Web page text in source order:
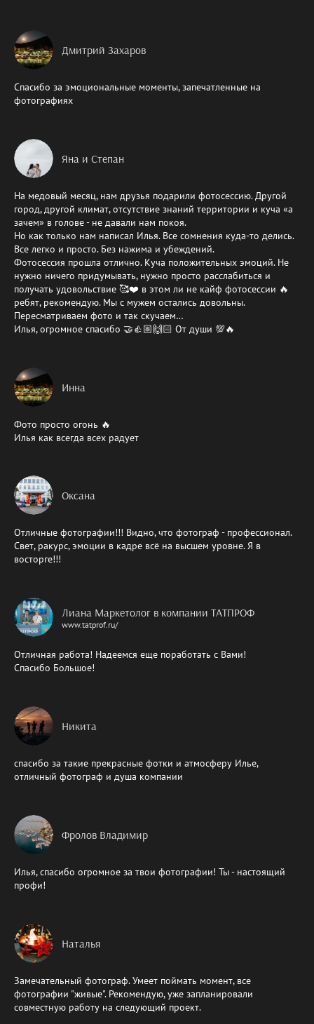
Дмитрий Захаров
Спасибо за эмоциональные моменты, запечатленные на
фотографиях
Яна и Степан
На медовый месяц, нам друзья подарили фотосессию. Другой
город, другой климат, отсутствие знаний территории и куча «а
зачем» в голове - не давали нам покоя.
Но как только нам написал Илья. Все сомнения куда-то делись.
Все легко и просто. Без нажима и убеждений.
Фотосессия прошла отлично. Куча положительных эмоций. Не
нужно ничего придумывать, нужно просто расслабиться и
получать удовольствие 🥰❤️ в этом ли не кайф фотосессии 🔥
ребят, рекомендую. Мы с мужем остались довольны.
Пересматриваем фото и так скучаем…
Илья, огромное спасибо 🤝👍🏼🙌🏻 От души 💯🔥
Инна
Фото просто огонь 🔥
Илья как всегда всех радует
Оксана
Отличные фотографии!!! Видно, что фотограф - профессионал.
Свет, ракурс, эмоции в кадре всё на высшем уровне. Я в
восторге!!!
Лиана Маркетолог в компании ТАТПРОФ
www.tatprof.ru/
Отличная работа! Надеемся еще поработать с Вами!
Спасибо Большое!
Никита
спасибо за такие прекрасные фотки и атмосферу Илье,
отличный фотограф и душа компании
Фролов Владимир
Илья, спасибо огромное за твои фотографии! Ты - настоящий
профи!
Наталья
Замечательный фотограф. Умеет поймать момент, все
фотографии "живые". Рекомендую, уже запланировали
совместную работу на следующий проект.